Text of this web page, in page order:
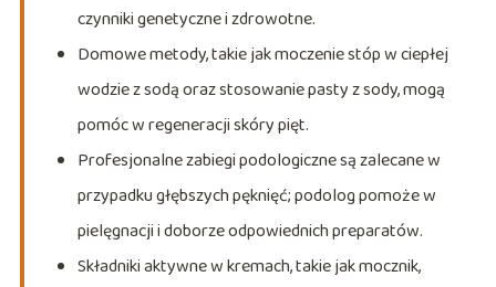
czynniki genetyczne i zdrowotne.
Domowe metody, takie jak moczenie stóp w ciepłej
wodzie z sodą oraz stosowanie pasty z sody, mogą
pomóc w regeneracji skóry pięt.
Profesjonalne zabiegi podologiczne są zalecane w
przypadku głębszych pęknięć; podolog pomoże w
pielęgnacji i doborze odpowiednich preparatów.
Składniki aktywne w kremach, takie jak mocznik,